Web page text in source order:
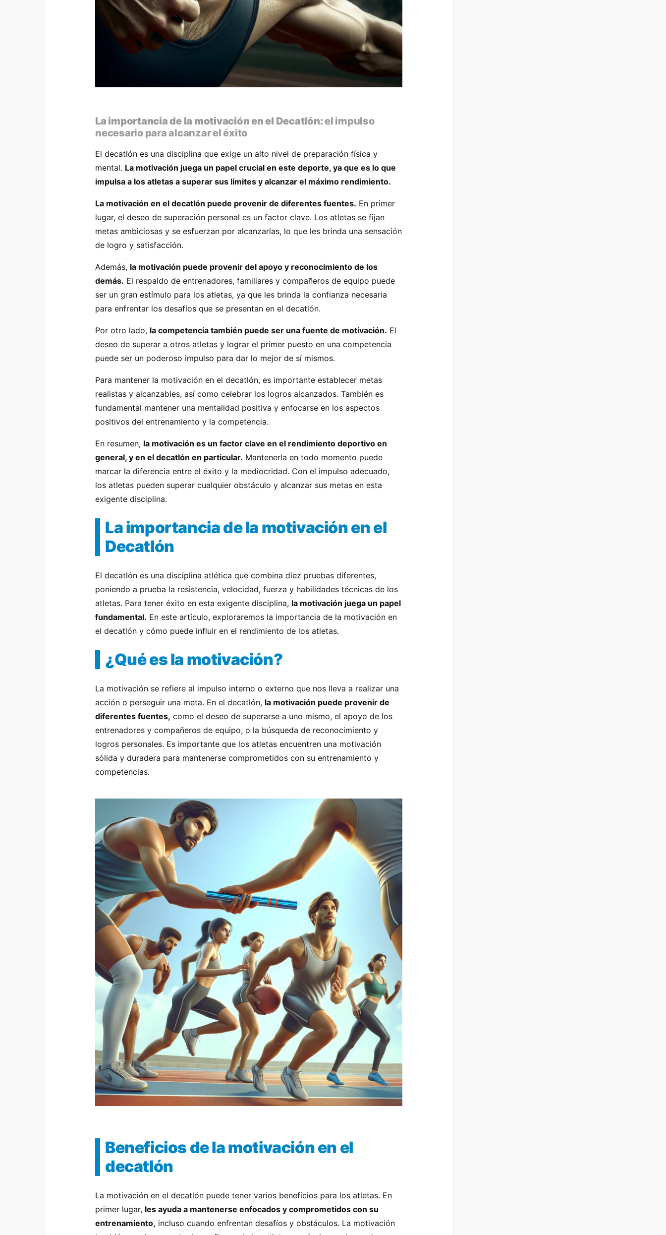
La importancia de la motivación en el Decatlón:el impulso
necesario para alcanzar el éxito
El decatlón es una disciplina que exige un alto nivel de preparación física y
mental. La motivación juega un papel crucial en este deporte, ya que es lo que
impulsa a los atletas a superar sus límites y alcanzar el máximo rendimiento.
La motivación en el decatlón puede provenir de diferentes fuentes. En primer
lugar, el deseo de superación personal es un factor clave. Los atletas se fijan
metas ambiciosas y se esfuerzan por alcanzarlas, lo que les brinda una sensación
de logro y satisfacción.
Además, la motivación puede provenir del apoyo y reconocimiento de los
demás. El respaldo de entrenadores, familiares y compañeros de equipo puede
ser un gran estímulo para los atletas, ya que les brinda la confianza necesaria
para enfrentar los desafíos que se presentan en el decatlón.
Por otro lado, la competencia también puede ser una fuente de motivación. El
deseo de superar a otros atletas y lograr el primer puesto en una competencia
puede ser un poderoso impulso para dar lo mejor de sí mismos.
Para mantener la motivación en el decatlón, es importante establecer metas
realistas y alcanzables, así como celebrar los logros alcanzados. También es
fundamental mantener una mentalidad positiva y enfocarse en los aspectos
positivos del entrenamiento y la competencia.
En resumen, la motivación es un factor clave en el rendimiento deportivo en
general, y en el decatlón en particular. Mantenerla en todo momento puede
marcar la diferencia entre el éxito y la mediocridad. Con el impulso adecuado,
los atletas pueden superar cualquier obstáculo y alcanzar sus metas en esta
exigente disciplina.
La importancia de la motivación en el
Decatlón
El decatlón es una disciplina atlética que combina diez pruebas diferentes,
poniendo a prueba la resistencia, velocidad, fuerza y habilidades técnicas de los
atletas. Para tener éxito en esta exigente disciplina, la motivación juega un papel
fundamental. En este artículo, exploraremos la importancia de la motivación en
el decatlón y cómo puede influir en el rendimiento de los atletas.
¿Qué es la motivación?
La motivación se refiere al impulso interno o externo que nos lleva a realizar una
acción o perseguir una meta. En el decatlón, la motivación puede provenir de
diferentes fuentes, como el deseo de superarse a uno mismo, el apoyo de los
entrenadores y compañeros de equipo, o la búsqueda de reconocimiento y
logros personales. Es importante que los atletas encuentren una motivación
sólida y duradera para mantenerse comprometidos con su entrenamiento y
competencias.
Beneficios de la motivación en el
decatlón
La motivación en el decatlón puede tener varios beneficios para los atletas. En
primer lugar, les ayuda a mantenerse enfocados y comprometidos con su
entrenamiento, incluso cuando enfrentan desafíos y obstáculos. La motivación